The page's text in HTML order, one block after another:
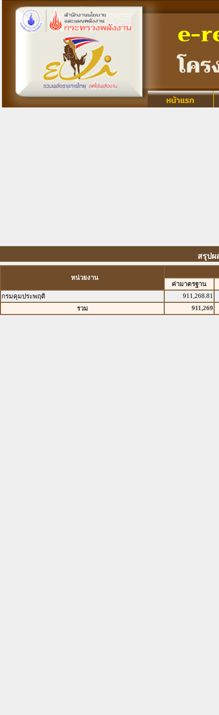
สรุปผ
หน่วยงาน
ค่ามาตรฐาน
กรมคุมประพฤติ
911,268.81
รวม
911,269